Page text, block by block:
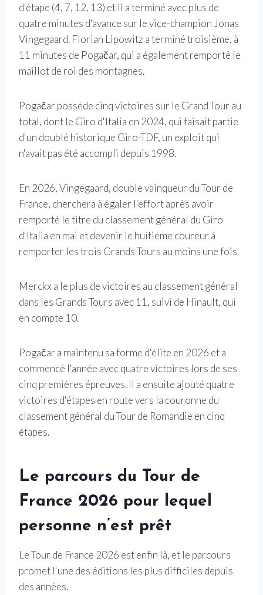
d'étape (4, 7, 12, 13) et il a terminé avec plus de
quatre minutes d'avance sur le vice-champion Jonas
Vingegaard. Florian Lipowitz a terminé troisième, à
11 minutes de Pogačar, qui a également remporté le
maillot de roi des montagnes.
Pogačar possède cinq victoires sur le Grand Tour au
total, dont le Giro d'Italia en 2024, qui faisait partie
d'un doublé historique Giro-TDF, un exploit qui
n'avait pas été accompli depuis 1998.
En 2026, Vingegaard, double vainqueur du Tour de
France, cherchera à égaler l'effort après avoir
remporté le titre du classement général du Giro
d'Italia en mai et devenir le huitième coureur à
remporter les trois Grands Tours au moins une fois.
Merckx a le plus de victoires au classement général
dans les Grands Tours avec 11, suivi de Hinault, qui
en compte 10.
Pogačar a maintenu sa forme d'élite en 2026 et a
commencé l'année avec quatre victoires lors de ses
cinq premières épreuves. Il a ensuite ajouté quatre
victoires d'étapes en route vers la couronne du
classement général du Tour de Romandie en cinq
étapes.
Le parcours du Tour de
France 2026 pour lequel
personne n’est prêt
Le Tour de France 2026 est enfin là, et le parcours
promet l'une des éditions les plus difficiles depuis
des années.